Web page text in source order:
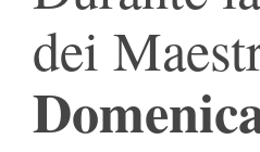
dei